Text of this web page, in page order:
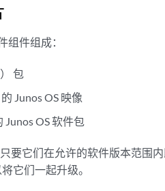
组件组成：
包
Junos OS 映像
Junos OS 软件包
要它们在允许的软件版本范围
它们一起升级。